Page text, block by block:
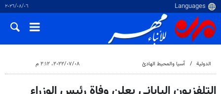
٠٦‏/٠٨‏/٢٠٢٦
الدولية آسيا والمحيط الهادئ ٠٨‏/٠٧‏/٢٠٢٢، ٢:١٢ م